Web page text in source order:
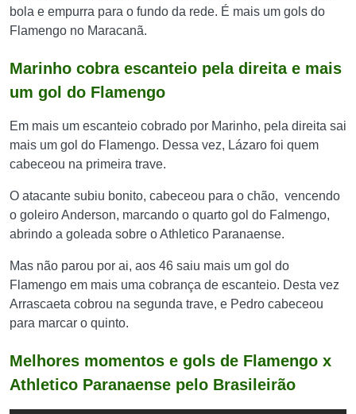
bola e empurra para o fundo da rede. É mais um gols do
Flamengo no Maracanã.
Marinho cobra escanteio pela direita e mais
um gol do Flamengo
Em mais um escanteio cobrado por Marinho, pela direita sai
mais um gol do Flamengo. Dessa vez, Lázaro foi quem
cabeceou na primeira trave.
O atacante subiu bonito, cabeceou para o chão, vencendo
o goleiro Anderson, marcando o quarto gol do Falmengo,
abrindo a goleada sobre o Athletico Paranaense.
Mas não parou por ai, aos 46 saiu mais um gol do
Flamengo em mais uma cobrança de escanteio. Desta vez
Arrascaeta cobrou na segunda trave, e Pedro cabeceou
para marcar o quinto.
Melhores momentos e gols de Flamengo x
Athletico Paranaense pelo Brasileirão